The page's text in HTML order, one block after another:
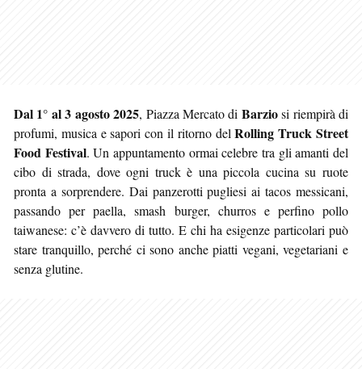
Dal 1° al 3 agosto 2025, Piazza Mercato di Barziosi riempirà di
profumi, musica e sapori con il ritorno delRolling Truck Street
Food Festival. Un appuntamento ormai celebre tra gli amanti del
cibo di strada, dove ogni truck è una piccola cucina su ruote
pronta a sorprendere. Dai panzerotti pugliesi ai tacos messicani,
passando per paella, smash burger, churros e perfino pollo
taiwanese: c’è davvero di tutto. E chi ha esigenze particolari può
stare tranquillo, perché ci sono anche piatti vegani, vegetariani e
senza glutine.